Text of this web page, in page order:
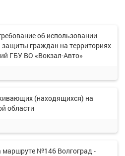
об использовании
граждан на территориях
ГБУ ВО «Вокзал-Авто»
(находящихся) на
области
маршруте №146 Волгоград -